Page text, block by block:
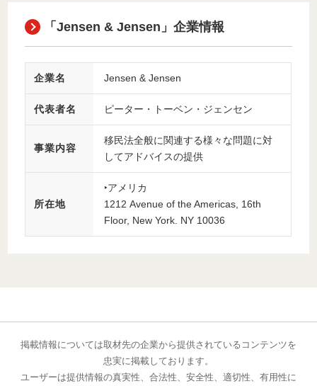
「Jensen & Jensen」企業情報
企業名 Jensen & Jensen
代表者名 ピーター・トーベン・ジェンセン
事業内容
移民法全般に関連する様々な問題に対
してアドバイスの提供
所在地
‣アメリカ
1212 Avenue of the Americas, 16th
Floor, New York. NY 10036
掲載情報については取材先の企業から提供されているコンテンツを
忠実に掲載しております。
ユーザーは提供情報の真実性、合法性、安全性、適切性、有用性に